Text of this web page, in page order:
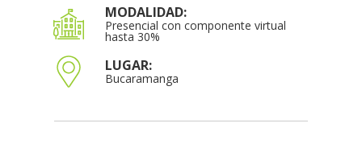
MODALIDAD:
Presencial con componente virtual
hasta 30%
LUGAR:
Bucaramanga